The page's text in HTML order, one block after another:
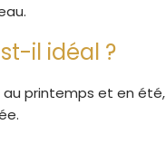
il idéal ?
printemps et en été,